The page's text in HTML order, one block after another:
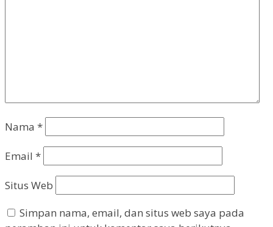
Nama *
Email *
Situs Web
Simpan nama, email, dan situs web saya pada